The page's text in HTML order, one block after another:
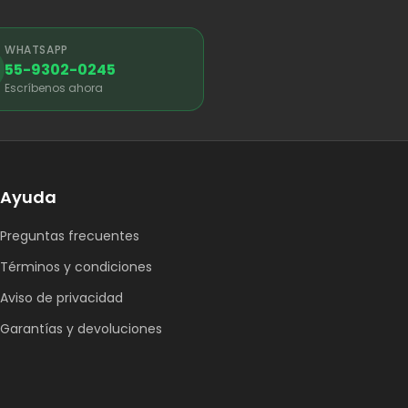
WHATSAPP
55-9302-0245
Escríbenos ahora
Ayuda
Preguntas frecuentes
Términos y condiciones
Aviso de privacidad
Garantías y devoluciones